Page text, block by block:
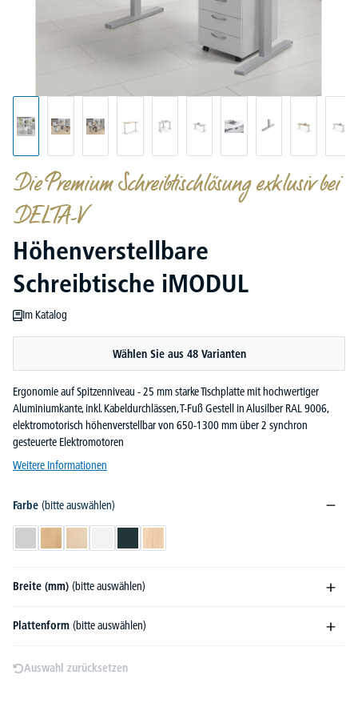
Die Premium Schreibtischlösung exklusiv bei
DELTA-V
Höhenverstellbare
Schreibtische iMODUL
Im Katalog
Wählen Sie aus 48 Varianten
Ergonomie auf Spitzenniveau - 25 mm starke Tischplatte mit hochwertiger
Aluminiumkante, inkl. Kabeldurchlässen, T-Fuß Gestell in Alusilber RAL 9006,
elektromotorisch höhenverstellbar von 650-1300 mm über 2 synchron
gesteuerte Elektromotoren
Weitere Informationen
Farbe (bitte auswählen)
LichtgrauBuchedekorAhorndekor
Weiß AnthrazitEiche hell
Breite (mm) (bitte auswählen)
Plattenform (bitte auswählen)
Auswahl zurücksetzen